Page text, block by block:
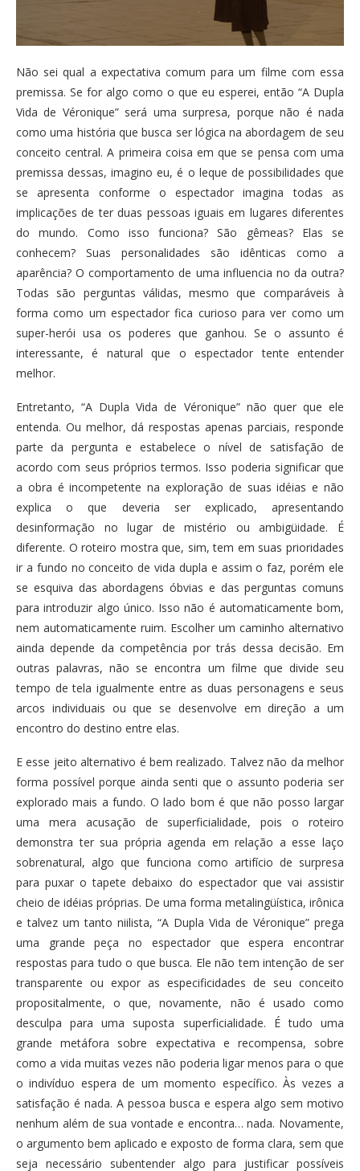
Não sei qual a expectativa comum para um filme com essa
premissa. Se for algo como o que eu esperei, então “A Dupla
Vida de Véronique” será uma surpresa, porque não é nada
como uma história que busca ser lógica na abordagem de seu
conceito central. A primeira coisa em que se pensa com uma
premissa dessas, imagino eu, é o leque de possibilidades que
se apresenta conforme o espectador imagina todas as
implicações de ter duas pessoas iguais em lugares diferentes
do mundo. Como isso funciona? São gêmeas? Elas se
conhecem? Suas personalidades são idênticas como a
aparência? O comportamento de uma influencia no da outra?
Todas são perguntas válidas, mesmo que comparáveis à
forma como um espectador fica curioso para ver como um
super-herói usa os poderes que ganhou. Se o assunto é
interessante, é natural que o espectador tente entender
melhor.
Entretanto, “A Dupla Vida de Véronique” não quer que ele
entenda. Ou melhor, dá respostas apenas parciais, responde
parte da pergunta e estabelece o nível de satisfação de
acordo com seus próprios termos. Isso poderia significar que
a obra é incompetente na exploração de suas idéias e não
explica o que deveria ser explicado, apresentando
desinformação no lugar de mistério ou ambigüidade. É
diferente. O roteiro mostra que, sim, tem em suas prioridades
ir a fundo no conceito de vida dupla e assim o faz, porém ele
se esquiva das abordagens óbvias e das perguntas comuns
para introduzir algo único. Isso não é automaticamente bom,
nem automaticamente ruim. Escolher um caminho alternativo
ainda depende da competência por trás dessa decisão. Em
outras palavras, não se encontra um filme que divide seu
tempo de tela igualmente entre as duas personagens e seus
arcos individuais ou que se desenvolve em direção a um
encontro do destino entre elas.
E esse jeito alternativo é bem realizado. Talvez não da melhor
forma possível porque ainda senti que o assunto poderia ser
explorado mais a fundo. O lado bom é que não posso largar
uma mera acusação de superficialidade, pois o roteiro
demonstra ter sua própria agenda em relação a esse laço
sobrenatural, algo que funciona como artifício de surpresa
para puxar o tapete debaixo do espectador que vai assistir
cheio de idéias próprias. De uma forma metalingüística, irônica
e talvez um tanto niilista, “A Dupla Vida de Véronique” prega
uma grande peça no espectador que espera encontrar
respostas para tudo o que busca. Ele não tem intenção de ser
transparente ou expor as especificidades de seu conceito
propositalmente, o que, novamente, não é usado como
desculpa para uma suposta superficialidade. É tudo uma
grande metáfora sobre expectativa e recompensa, sobre
como a vida muitas vezes não poderia ligar menos para o que
o indivíduo espera de um momento específico. Às vezes a
satisfação é nada. A pessoa busca e espera algo sem motivo
nenhum além de sua vontade e encontra… nada. Novamente,
o argumento bem aplicado e exposto de forma clara, sem que
seja necessário subentender algo para justificar possíveis